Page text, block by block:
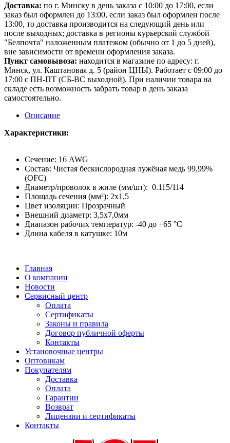
Доставка: по г. Минску в день заказа с 10:00 до 17:00, если
заказ был оформлен до 13:00, если заказ был оформлен после
13:00, то доставка производится на следующий день или
после выходных; доставка в регионы курьерской службой
"Белпочта" наложенным платежом (обычно от 1 до 5 дней),
вне зависимости от времени оформления заказа.
Пункт самовывоза: находится в магазине по адресу: г.
Минск, ул. Каштановая д. 5 (район ЦНЫ). Работает с 09:00 до
17:00 с ПН-ПТ (СБ-ВС выходной). При наличии товара на
складе есть возможность забрать товар в день заказа
самостоятельно.
Описание
Характеристики:
Сечение: 16 AWG
Состав: Чистая бескислородная лужёная медь 99,99%
(OFC)
Диаметр/проволок в жиле (мм/шт): 0.115/114
Площадь сечения (мм²): 2х1,5
Цвет изоляции: Прозрачный
Внешний диаметр: 3,5x7,0мм
Диапазон рабочих температур: -40 до +65 °C
Длина кабеля в катушке: 10м
Главная
О компании
Новости
Сервисный центр
Оплата
Сертификаты
Законы и правила
Договор публичной оферты
Контакты
Установочные центры
Оптовикам
Покупателям
Доставка
Оплата
Гарантии
Возврат
Лицензии и сертификаты
Контакты